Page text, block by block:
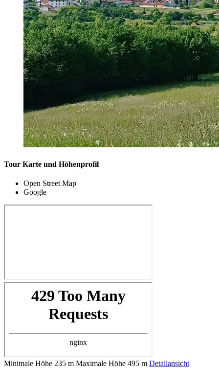
Tour Karte und Höhenprofil
Open Street Map
Google
Minimale Höhe 235 m Maximale Höhe 495 m Detailansicht